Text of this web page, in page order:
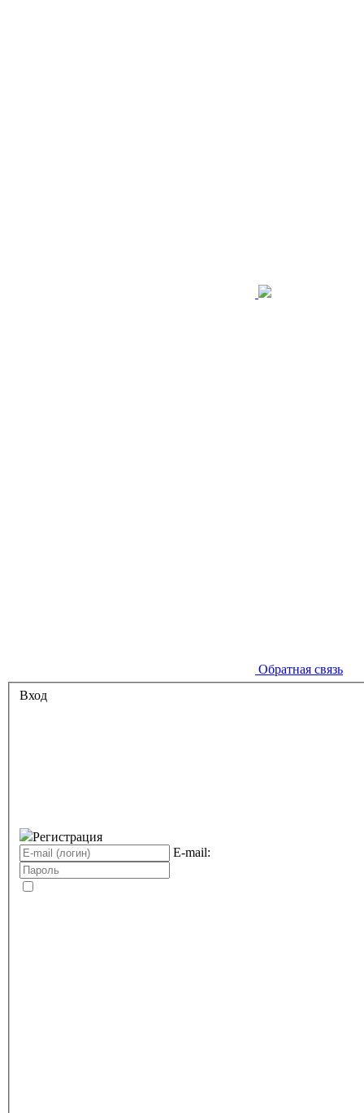
Обратная связь
Вход
Регистрация
E-mail: